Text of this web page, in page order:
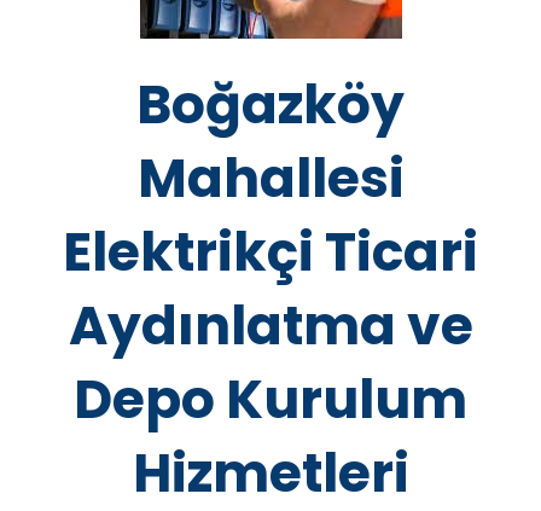
Boğazköy
Mahallesi
Elektrikçi Ticari
Aydınlatma ve
Depo Kurulum
Hizmetleri